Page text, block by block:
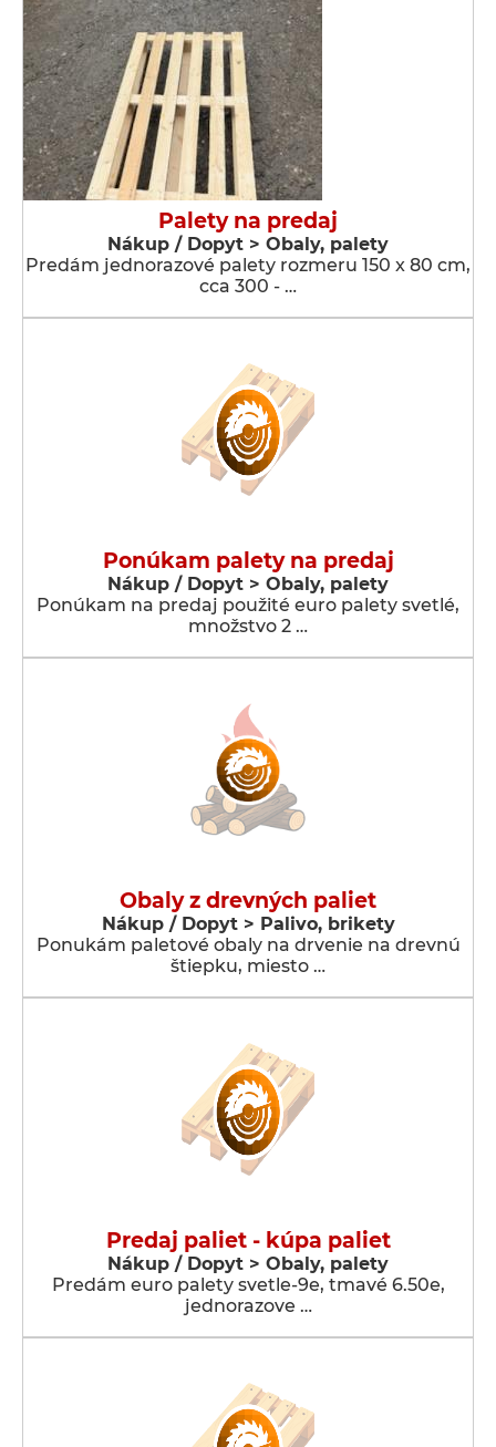
Palety na predaj
Nákup / Dopyt > Obaly, palety
Predám jednorazové palety rozmeru 150 x 80 cm,
cca 300 - …
Ponúkam palety na predaj
Nákup / Dopyt > Obaly, palety
Ponúkam na predaj použité euro palety svetlé,
množstvo 2 …
Obaly z drevných paliet
Nákup / Dopyt > Palivo, brikety
Ponukám paletové obaly na drvenie na drevnú
štiepku, miesto …
Predaj paliet - kúpa paliet
Nákup / Dopyt > Obaly, palety
Predám euro palety svetle-9e, tmavé 6.50e,
jednorazove …